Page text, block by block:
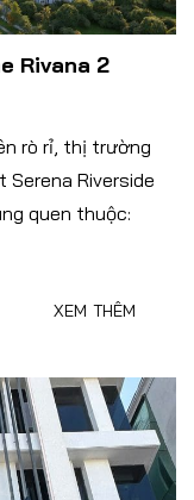
Rivana 2
rò rỉ, thị trường
Riverside
quen thuộc:
XEM THÊM